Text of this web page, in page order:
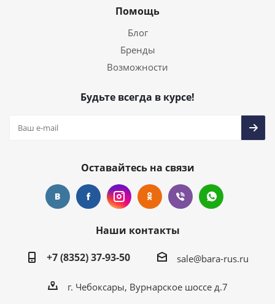
Помощь
Блог
Бренды
Возможности
Будьте всегда в курсе!
Оставайтесь на связи
Наши контакты
+7 (8352) 37-93-50
sale@bara-rus.ru
г. Чебоксары, Вурнарское шоссе д.7